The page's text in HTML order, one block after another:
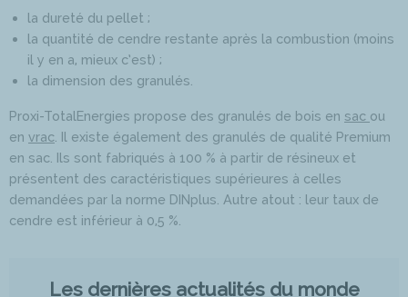
la dureté du pellet ;
la quantité de cendre restante après la combustion (moins
il y en a, mieux c’est) ;
la dimension des granulés.
Proxi-TotalEnergies propose des granulés de bois en sac ou
en vrac . Il existe également des granulés de qualité Premium
en sac. Ils sont fabriqués à 100 % à partir de résineux et
présentent des caractéristiques supérieures à celles
demandées par la norme DINplus. Autre atout : leur taux de
cendre est inférieur à 0,5 %.
Les dernières actualités du monde